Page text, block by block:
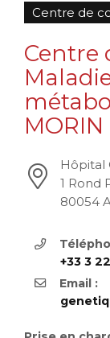
Centre de
Centre
Hôpital
1 Rond
80054
+33 3
Email :